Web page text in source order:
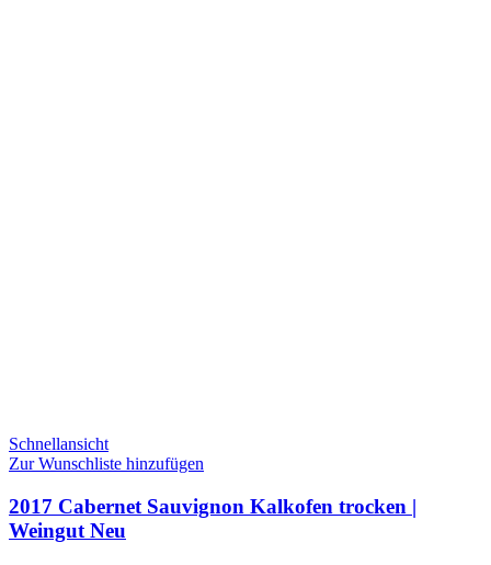
Schnellansicht
Zur Wunschliste hinzufügen
2017 Cabernet Sauvignon Kalkofen trocken |
Weingut Neu